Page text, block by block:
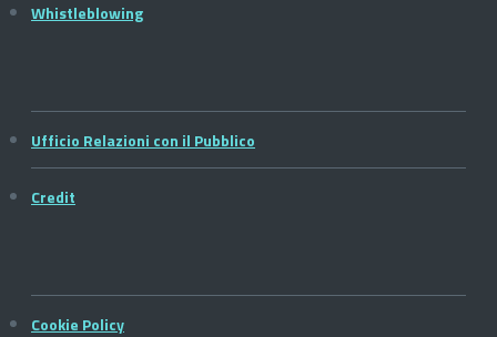
Whistleblowing
Ufficio Relazioni con il Pubblico
Credit
Cookie Policy